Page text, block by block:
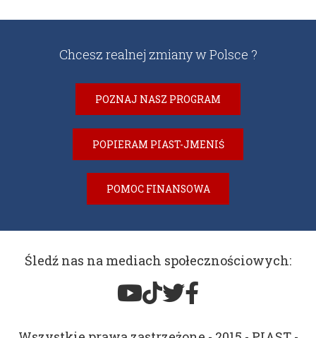
Chcesz realnej zmiany w Polsce ?
POZNAJ NASZ PROGRAM
POPIERAM PIAST-JMENIŚ
POMOC FINANSOWA
Śledź nas na mediach społecznościowych: